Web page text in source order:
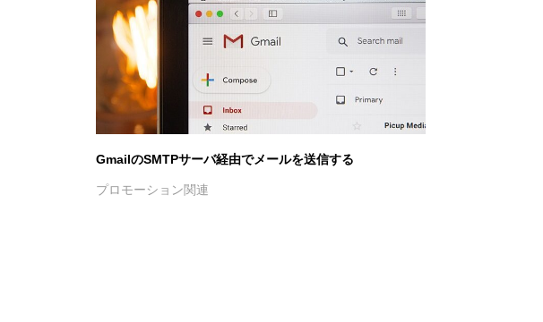
GmailのSMTPサーバ経由でメールを送信する
プロモーション関連